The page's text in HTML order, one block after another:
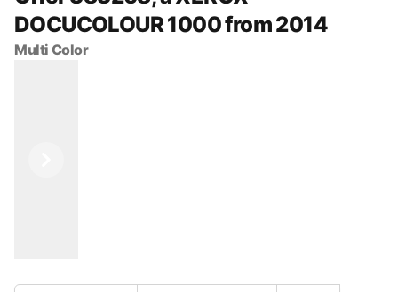
DOCUCOLOUR 1000 from 2014
Multi Color